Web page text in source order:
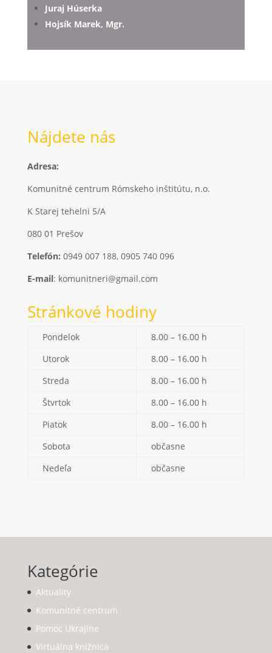
Juraj Húserka
Hojsík Marek, Mgr.
Nájdete nás
Adresa:
Komunitné centrum Rómskeho inštitútu, n.o.
K Starej tehelni 5/A
080 01 Prešov
Telefón: 0949 007 188, 0905 740 096
E-mail: komunitneri@gmail.com
Stránkové hodiny
Pondelok
8.00 – 16.00 h
Utorok
8.00 – 16.00 h
Streda
8.00 – 16.00 h
Štvrtok
8.00 – 16.00 h
Piatok
8.00 – 16.00 h
Sobota
občasne
Nedeľa
občasne
Kategórie
Aktuality
Komunitné centrum
Pomoc Ukrajine
Virtuálna knižnica